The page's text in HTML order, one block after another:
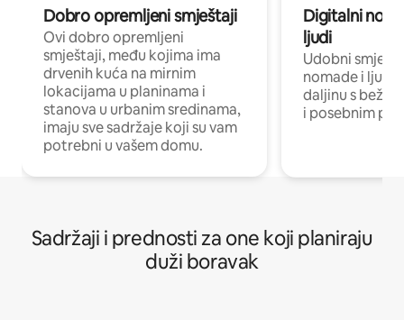
Dobro opremljeni smještaji
Ovi dobro opremljeni
smještaji, među kojima ima
drvenih kuća na mirnim
lokacijama u planinama i
stanova u urbanim sredinama,
imaju sve sadržaje koji su vam
potrebni u vašem domu.
Digitalni
ljudi
Udobni
nomade i ljude
daljinu s
i posebnim
Sadržaji i prednosti za one koji planiraju
duži boravak